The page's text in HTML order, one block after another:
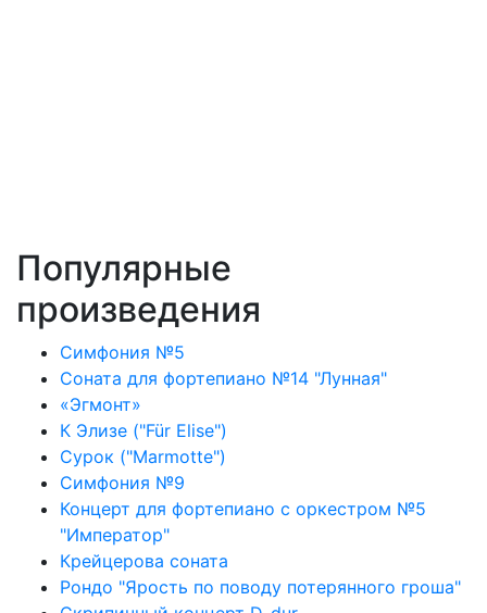
Популярные
произведения
Симфония №5
Соната для фортепиано №14 "Лунная"
«Эгмонт»
К Элизе ("Für Elise")
Сурок ("Marmotte")
Симфония №9
Концерт для фортепиано с оркестром №5
"Император"
Крейцерова соната
Рондо "Ярость по поводу потерянного гроша"